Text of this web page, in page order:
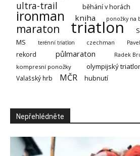
ultra-trail běhání v horách
ironman kniha ponožky na
maraton triatlon
MS terénní triatlon czechman
rekord půlmaraton Radek
kompresní ponožky olympijský
Valašský hrb MČR hubnutí
Nepřehlédněte